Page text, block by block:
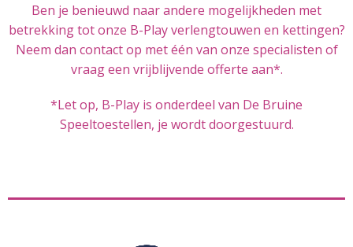
Ben je benieuwd naar andere mogelijkheden met
betrekking tot onze B-Play verlengtouwen en kettingen?
Neem dan contact op met één van onze specialisten of
vraag een vrijblijvende offerte aan*.
*Let op, B-Play is onderdeel van De Bruine
Speeltoestellen, je wordt doorgestuurd.